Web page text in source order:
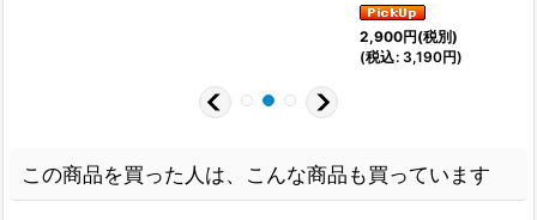
2,900円(税別)
(税込: 3,190円)
この商品を買った人は、こんな商品も買っています